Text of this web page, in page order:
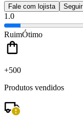
Fale com lojista Seguir
1.0
RuimÓtimo
+500
Produtos vendidos